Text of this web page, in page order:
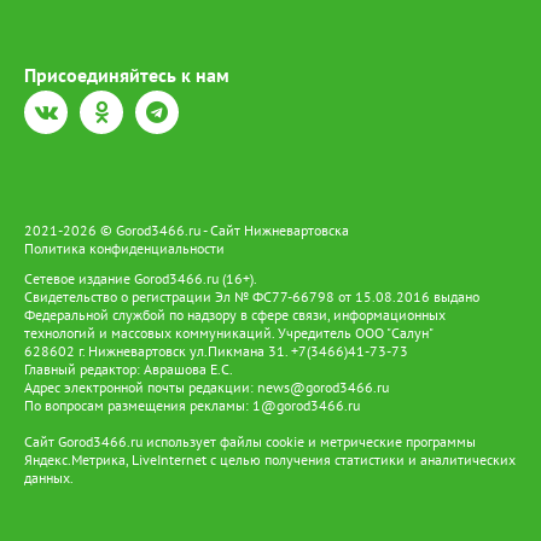
применимость решения. Для меня важно, что результаты
исследования могут быть полезны в реальных
производственных условиях», - рассказала Диана. В секции
земель. «В моей секции было представлено большое
количество работ (26 докладов), соответственно, и
конкуренция была высокая. Работы всех участников очень
достойные и несут вклад в развитии своего предприятия.
Также все работы отличаются оригинальностью и свежестью
идей», - говорит Ольга. В секции «Сбор, транспортировка,
подготовка нефти и газа. Технология и оборудование
процессов транспортировки, подготовки и переработки нефти
и газа» номинации «Эффективность процессов» удостоен
Майбородин. «Благодаря своим наставникам: Сергею Кутькову
и Евгению Полякову, мне удалось взглянуть на элементарные
Присоединяйтесь к нам
2021-2026 © Gorod3466.ru - Сайт Нижневартовска
Политика конфиденциальности
Сетевое издание Gorod3466.ru (16+).
Свидетельство о регистрации Эл № ФС77-66798 от 15.08.2016 выдано
Федеральной службой по надзору в сфере связи, информационных
технологий и массовых коммуникаций. Учредитель ООО "Салун"
628602 г. Нижневартовск ул.Пикмана 31. +7(3466)41-73-73
Главный редактор: Аврашова Е.С.
Адрес электронной почты редакции: news@gorod3466.ru
По вопросам размещения рекламы: 1@gorod3466.ru
Сайт Gorod3466.ru использует файлы cookie и метрические программы
Яндекс.Метрика, LiveInternet с целью получения статистики и аналитических
данных.